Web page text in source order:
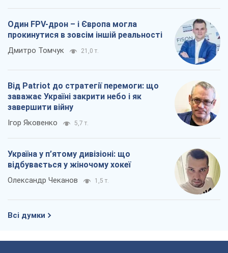
Один FPV-дрон – і Європа могла
прокинутися в зовсім іншій реальності
Дмитро Томчук 21,0 т.
Від Patriot до стратегії перемоги: що
заважає Україні закрити небо і як
завершити війну
Ігор Яковенко 5,7 т.
Україна у п’ятому дивізіоні: що
відбувається у жіночому хокеї
Олександр Чеканов 1,5 т.
Всі думки